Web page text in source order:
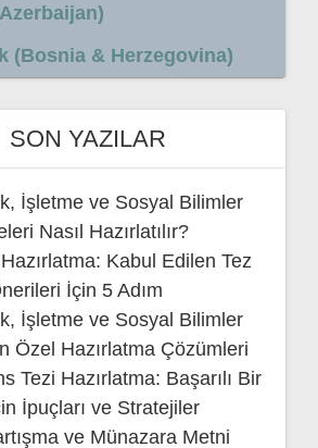
(Bosnia & Herzegovina)
SON YAZILAR
İşletme ve Sosyal Bilimler
Nasıl Hazırlatılır?
Kabul Edilen Tez
İçin 5 Adım
İşletme ve Sosyal Bilimler
Özel Hazırlatma Çözümleri
Tezi Hazırlatma: Başarılı Bir
İpuçları ve Stratejiler
ve Münazara Metni